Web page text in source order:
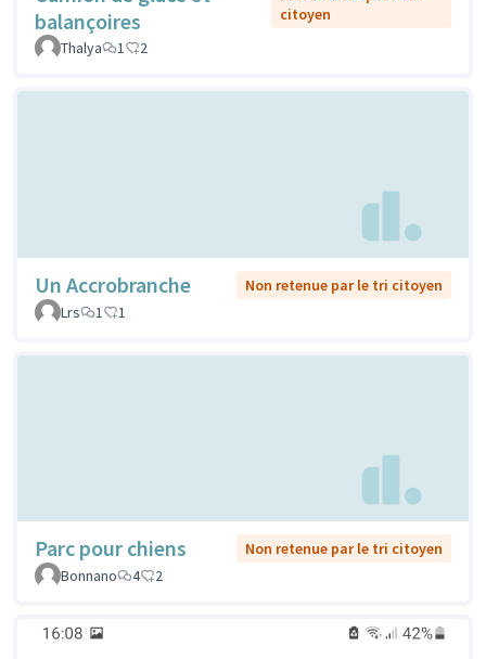
balançoires
citoyen
Thalya
1 2
Un Accrobranche
Non retenue par le tri citoyen
Lrs
1 1
Parc pour chiens
Non retenue par le tri citoyen
Bonnano
4 2